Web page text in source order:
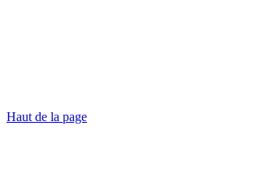
Haut de la page